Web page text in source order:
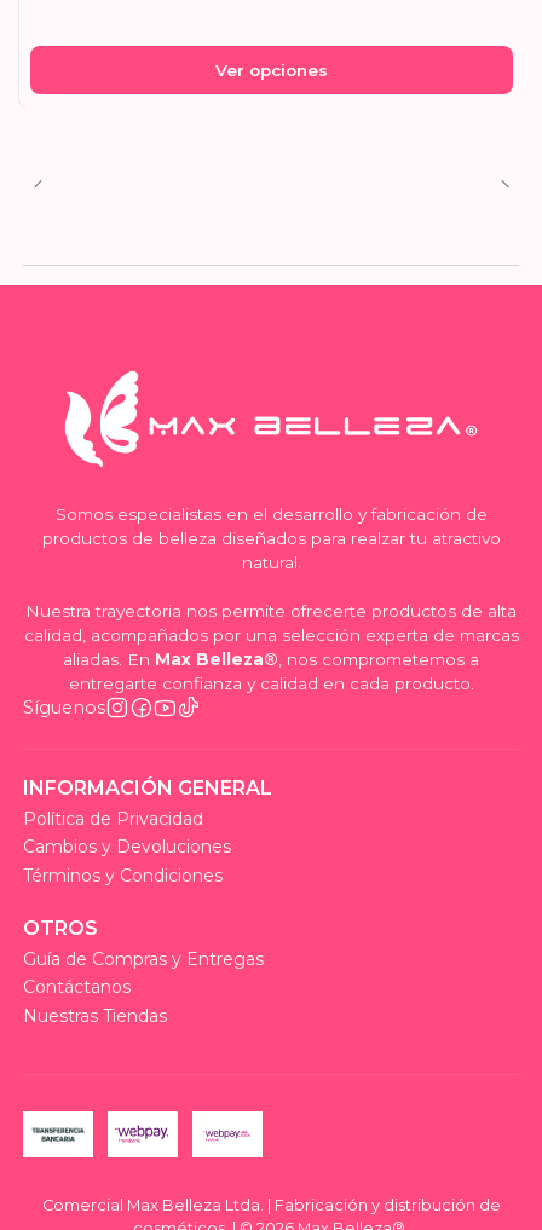
Ver opciones
Somos especialistas en el desarrollo y fabricación de
productos de belleza diseñados para realzar tu atractivo
natural.
Nuestra trayectoria nos permite ofrecerte productos de alta
calidad, acompañados por una selección experta de marcas
aliadas. En Max Belleza® , nos comprometemos a
entregarte confianza y calidad en cada producto.
Síguenos
INFORMACIÓN GENERAL
Política de Privacidad
Cambios y Devoluciones
Términos y Condiciones
OTROS
Guía de Compras y Entregas
Contáctanos
Nuestras Tiendas
Comercial Max Belleza Ltda. | Fabricación y distribución de